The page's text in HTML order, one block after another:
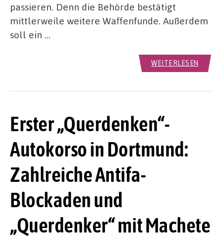
passieren. Denn die Behörde bestätigt
mittlerweile weitere Waffenfunde. Außerdem
soll ein …
WEITERLESEN
Erster „Querdenken“-
Autokorso in Dortmund:
Zahlreiche Antifa-
Blockaden und
„Querdenker“ mit Machete